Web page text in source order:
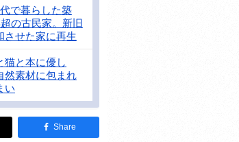
で暮らした築
の古民家。新旧
させた家に再生
と本に優し
然素材に包まれ
い
Share